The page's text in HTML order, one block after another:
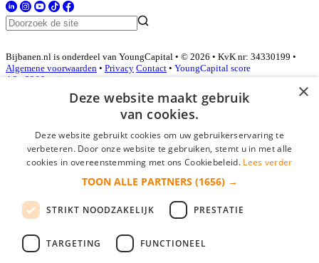
Bijbanen.nl is onderdeel van YoungCapital • © 2026 • KvK nr: 34330199 •
Algemene voorwaarden • Privacy Contact • YoungCapital score
4.3 - 3366 reviews
Inloggen als bedrijf
*
login gegevens onthouden
login
×
Deze website maakt gebruik
van cookies.
Deze website gebruikt cookies om uw gebruikerservaring te
verbeteren. Door onze website te gebruiken, stemt u in met alle
cookies in overeenstemming met ons Cookiebeleid. Lees verder
TOON ALLE PARTNERS (1656) →
STRIKT NOODZAKELIJK PRESTATIE
TARGETING FUNCTIONEEL